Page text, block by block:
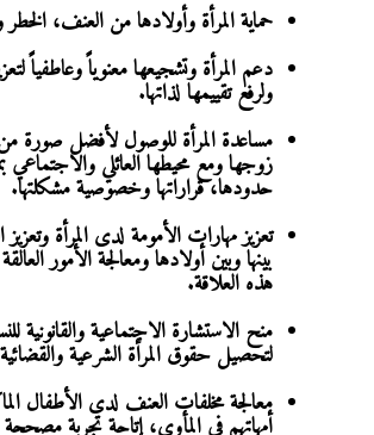
حماية المرأة وأولادها من العنف، الخطر
دعم المرأة وتشجيعها معنوياً وعاطفياً
ولرفع تقييمها لذاتها.
مساعدة المرأة للوصول لأفضل صورة
زوجها ومع محيطها العائلي والاجتماعي
حدودها، قراراتها وخصوصية مشكلتها.
تعزيز مهارات الأمومة لدى المرأة وتعزيز
بينها وبين أولادها ومعالجة الأمور
هذه العلاقة.
منح الاستشارة الاجتماعية والقانونية
لتحصيل حقوق المرأة الشرعية
معالجة مخلفات العنف لدى الأطفال
أمهاتهم في المأوى، إتاحة تجربة مصححة